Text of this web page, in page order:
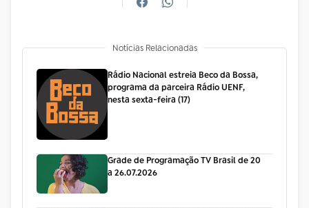
Notícias Relacionadas
Rádio Nacional estreia Beco da Bossa,
programa da parceira Rádio UENF,
nesta sexta-feira (17)
Grade de Programação TV Brasil de 20
a 26.07.2026